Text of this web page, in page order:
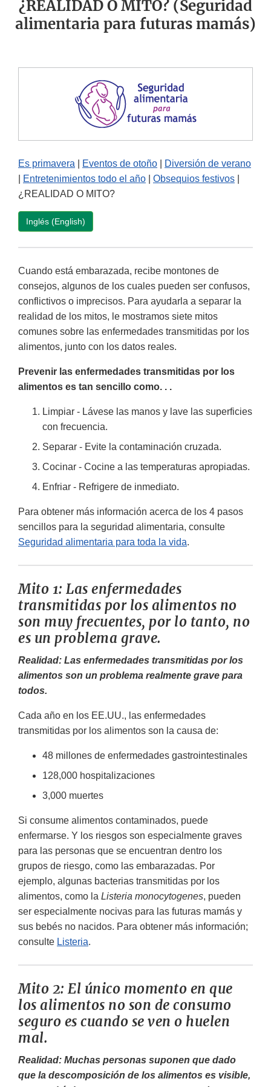
¿REALIDAD O MITO? (Seguridad
alimentaria para futuras mamás)
Es primavera Eventos de otoño
Diversión de verano
Entretenimientos todo el año Obsequios festivos
¿REALIDAD O MITO?
Inglés (English)
Cuando está embarazada, recibe montones de
consejos, algunos de los cuales pueden ser confusos,
conflictivos o imprecisos. Para ayudarla a separar la
realidad de los mitos, le mostramos siete mitos
comunes sobre las enfermedades transmitidas por los
alimentos, junto con los datos reales.
Prevenir las enfermedades transmitidas por los
alimentos es tan sencillo como. . .
Limpiar - Lávese las manos y lave las superficies
con frecuencia.
Separar - Evite la contaminación cruzada.
Cocinar - Cocine a las temperaturas apropiadas.
Enfriar - Refrigere de inmediato.
Para obtener más información acerca de los 4 pasos
sencillos para la seguridad alimentaria, consulte
Seguridad alimentaria para toda la vida.
Mito 1: Las enfermedades
transmitidas por los alimentos no
son muy frecuentes, por lo tanto, no
es un problema grave.
Realidad: Las enfermedades transmitidas por los
alimentos son un problema realmente grave para
todos.
Cada año en los EE.UU., las enfermedades
transmitidas por los alimentos son la causa de:
48 millones de enfermedades gastrointestinales
128,000 hospitalizaciones
3,000 muertes
Si consume alimentos contaminados, puede
enfermarse. Y los riesgos son especialmente graves
para las personas que se encuentran dentro los
grupos de riesgo, como las embarazadas. Por
ejemplo, algunas bacterias transmitidas por los
alimentos, como la Listeria monocytogenes, pueden
ser especialmente nocivas para las futuras mamás y
sus bebés no nacidos. Para obtener más información;
consulte Listeria.
Mito 2: El único momento en que
los alimentos no son de consumo
seguro es cuando se ven o huelen
mal.
Realidad: Muchas personas suponen que dado
que la descomposición de los alimentos es visible,